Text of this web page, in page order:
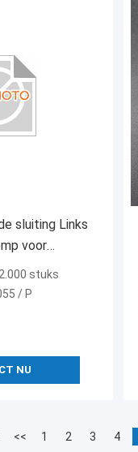
sluiting Links
voor
stuks
/ P
NU
<< 1 2 3 4